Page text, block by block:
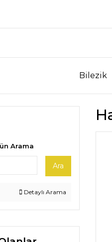
Bilezik
Arama
Ara
Detaylı Arama